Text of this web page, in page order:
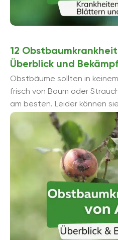
12
Überblick und
Obstbäume sollten in
frisch von Baum oder
am besten. Leider können
Pflege von verschiedenen